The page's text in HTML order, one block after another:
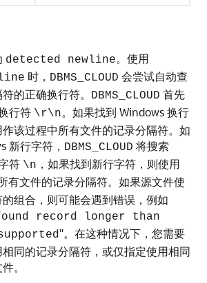
detected newline。使用
时， DBMS_CLOUD 会尝试自动查
的正确换行符。
DBMS_CLOUD 首先
行符 \r\n。如果找到 Windows 换行
该过程中所有文件的记录分隔符。如
新行字符， DBMS_CLOUD 将搜索
符 \n ，如果找到新行字符，则使用
有文件的记录分隔符。如果源文件使
组合，则可能会遇到错误，例如
record longer than
"。在这种情况下，您需要
同的记录分隔符，或仅指定使用相同
。